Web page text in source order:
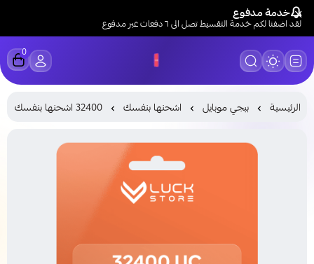
خدمة مدفوع
لقد اضفنا لكم خدمة التقسيط تصل الى ٦ دفعات عبر مدفوع
LUCK STORE
0
الرئيسية ببجي موبايل اشحنها بنفسك 32400 اشحنها بنفسك